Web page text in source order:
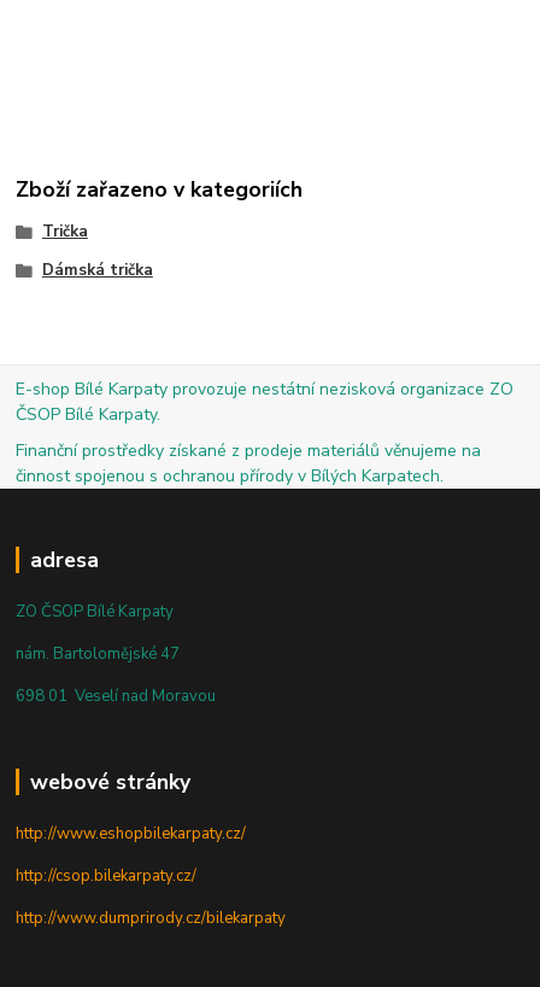
Zboží zařazeno v kategoriích
Trička
Dámská trička
E-shop Bílé Karpaty provozuje nestátní nezisková organizace ZO
ČSOP Bílé Karpaty.
Finanční prostředky získané z prodeje materiálů věnujeme na
činnost spojenou s ochranou přírody v Bílých Karpatech.
adresa
ZO ČSOP Bílé Karpaty
nám. Bartolomějské 47
698 01 Veselí nad Moravou
webové stránky
http://www.eshopbilekarpaty.cz/
http://csop.bilekarpaty.cz/
http://www.dumprirody.cz/bilekarpaty